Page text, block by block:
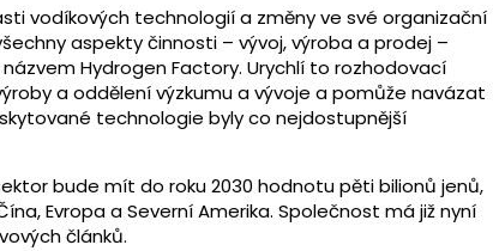
vodíkových technologií a změny ve své organizační
aspekty činnosti – vývoj, výroba a prodej –
Hydrogen Factory. Urychlí to rozhodovací
a oddělení výzkumu a vývoje a pomůže navázat
technologie byly co nejdostupnější
bude mít do roku 2030 hodnotu pěti bilionů jenů,
Evropa a Severní Amerika. Společnost má již nyní
článků.